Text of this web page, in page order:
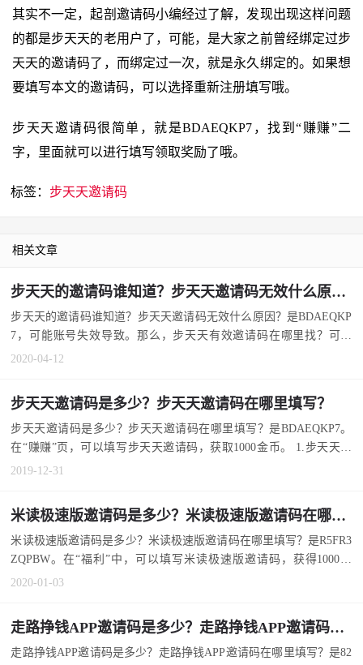
其实不一定，起剖邀请码小编经过了解，发现出现这样问题
的都是步天天的老用户了，可能，是大家之前曾经绑定过步
天天的邀请码了，而绑定过一次，就是永久绑定的。如果想
要填写本文的邀请码，可以选择重新注册填写哦。
步天天邀请码很简单，就是BDAEQKP7，找到“赚赚”二
字，里面就可以进行填写领取奖励了哦。
标签： 步天天邀请码
相关文章
步天天的邀请码谁知道？步天天邀请码无效什么原因？
步天天的邀请码谁知道？步天天邀请码无效什么原因？是BDAEQKP
7，可能账号失效导致。那么，步天天有效邀请码在哪里找？可以
在...
2020-04-12
步天天邀请码是多少？步天天邀请码在哪里填写？
步天天邀请码是多少？步天天邀请码在哪里填写？是BDAEQKP7。
在“赚赚”页，可以填写步天天邀请码，获取1000金币。 1.步天天邀
请...
2019-12-31
米读极速版邀请码是多少？米读极速版邀请码在哪里填写？
米读极速版邀请码是多少？米读极速版邀请码在哪里填写？是R5FR3
ZQPBW。在“福利”中，可以填写米读极速版邀请码，获得1000金
币...
2020-01-03
走路挣钱APP邀请码是多少？走路挣钱APP邀请码在哪里填写？
走路挣钱APP邀请码是多少？走路挣钱APP邀请码在哪里填写？是82